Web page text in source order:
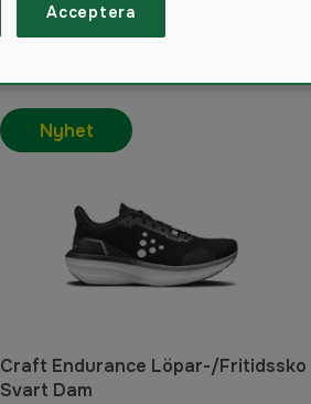
121produkter
Craft Endurance Löpar-/Fritidssko
Svart Dam
Nyhet
Acceptera